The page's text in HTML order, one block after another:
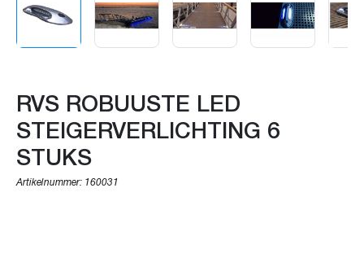
RVS ROBUUSTE LED
STEIGERVERLICHTING 6
STUKS
Artikelnummer: 160031